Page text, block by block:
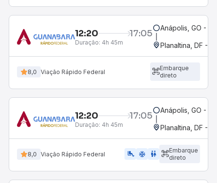
12:20 17:05
Duração: 4h 45m
Anápolis, GO -
Planaltina, DF -
8,0 Viação Rápido Federal
Embarque
direto
12:20 17:05
Duração: 4h 45m
Anápolis, GO -
Planaltina, DF -
8,0 Viação Rápido Federal airline_seat_legroom_extra ac_unit wc
Embarque
direto